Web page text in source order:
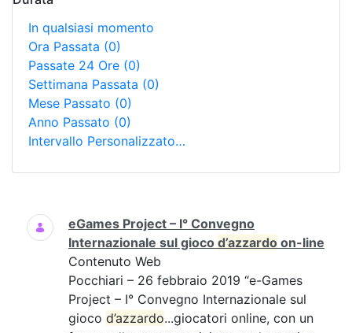
In qualsiasi momento
Ora Passata (0)
Passate 24 Ore (0)
Settimana Passata (0)
Mese Passato (0)
Anno Passato (0)
Intervallo Personalizzato…
Ricerca
eGames Project – I° Convegno
Internazionale sul gioco d’azzardo on-line
Contenuto Web
Pocchiari – 26 febbraio 2019 “e-Games
Project – I° Convegno Internazionale sul
gioco d’azzardo...giocatori online, con un